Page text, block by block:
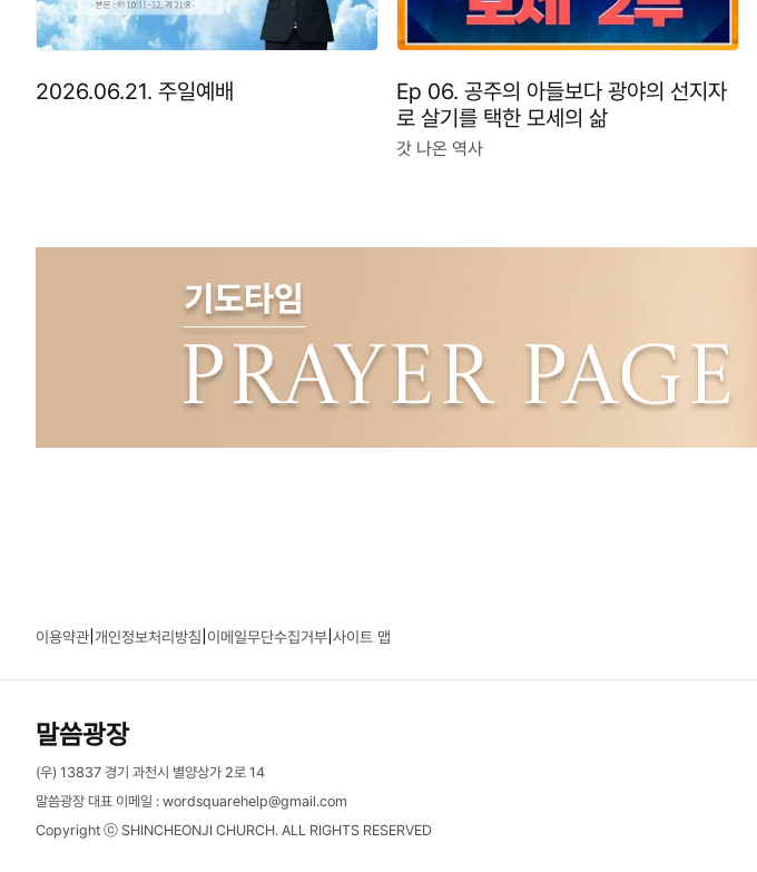
2026.06.21. 주일예배
Ep 06. 공주의 아들보다 광야의 선지자
로 살기를 택한 모세의 삶
갓 나온 역사
이용약관|개인정보처리방침|이메일무단수집거부|사이트 맵
말씀광장
(우) 13837 경기 과천시 별양상가 2로 14
말씀광장 대표 이메일 : wordsquarehelp@gmail.com
Copyright ⓒ SHINCHEONJI CHURCH. ALL RIGHTS RESERVED